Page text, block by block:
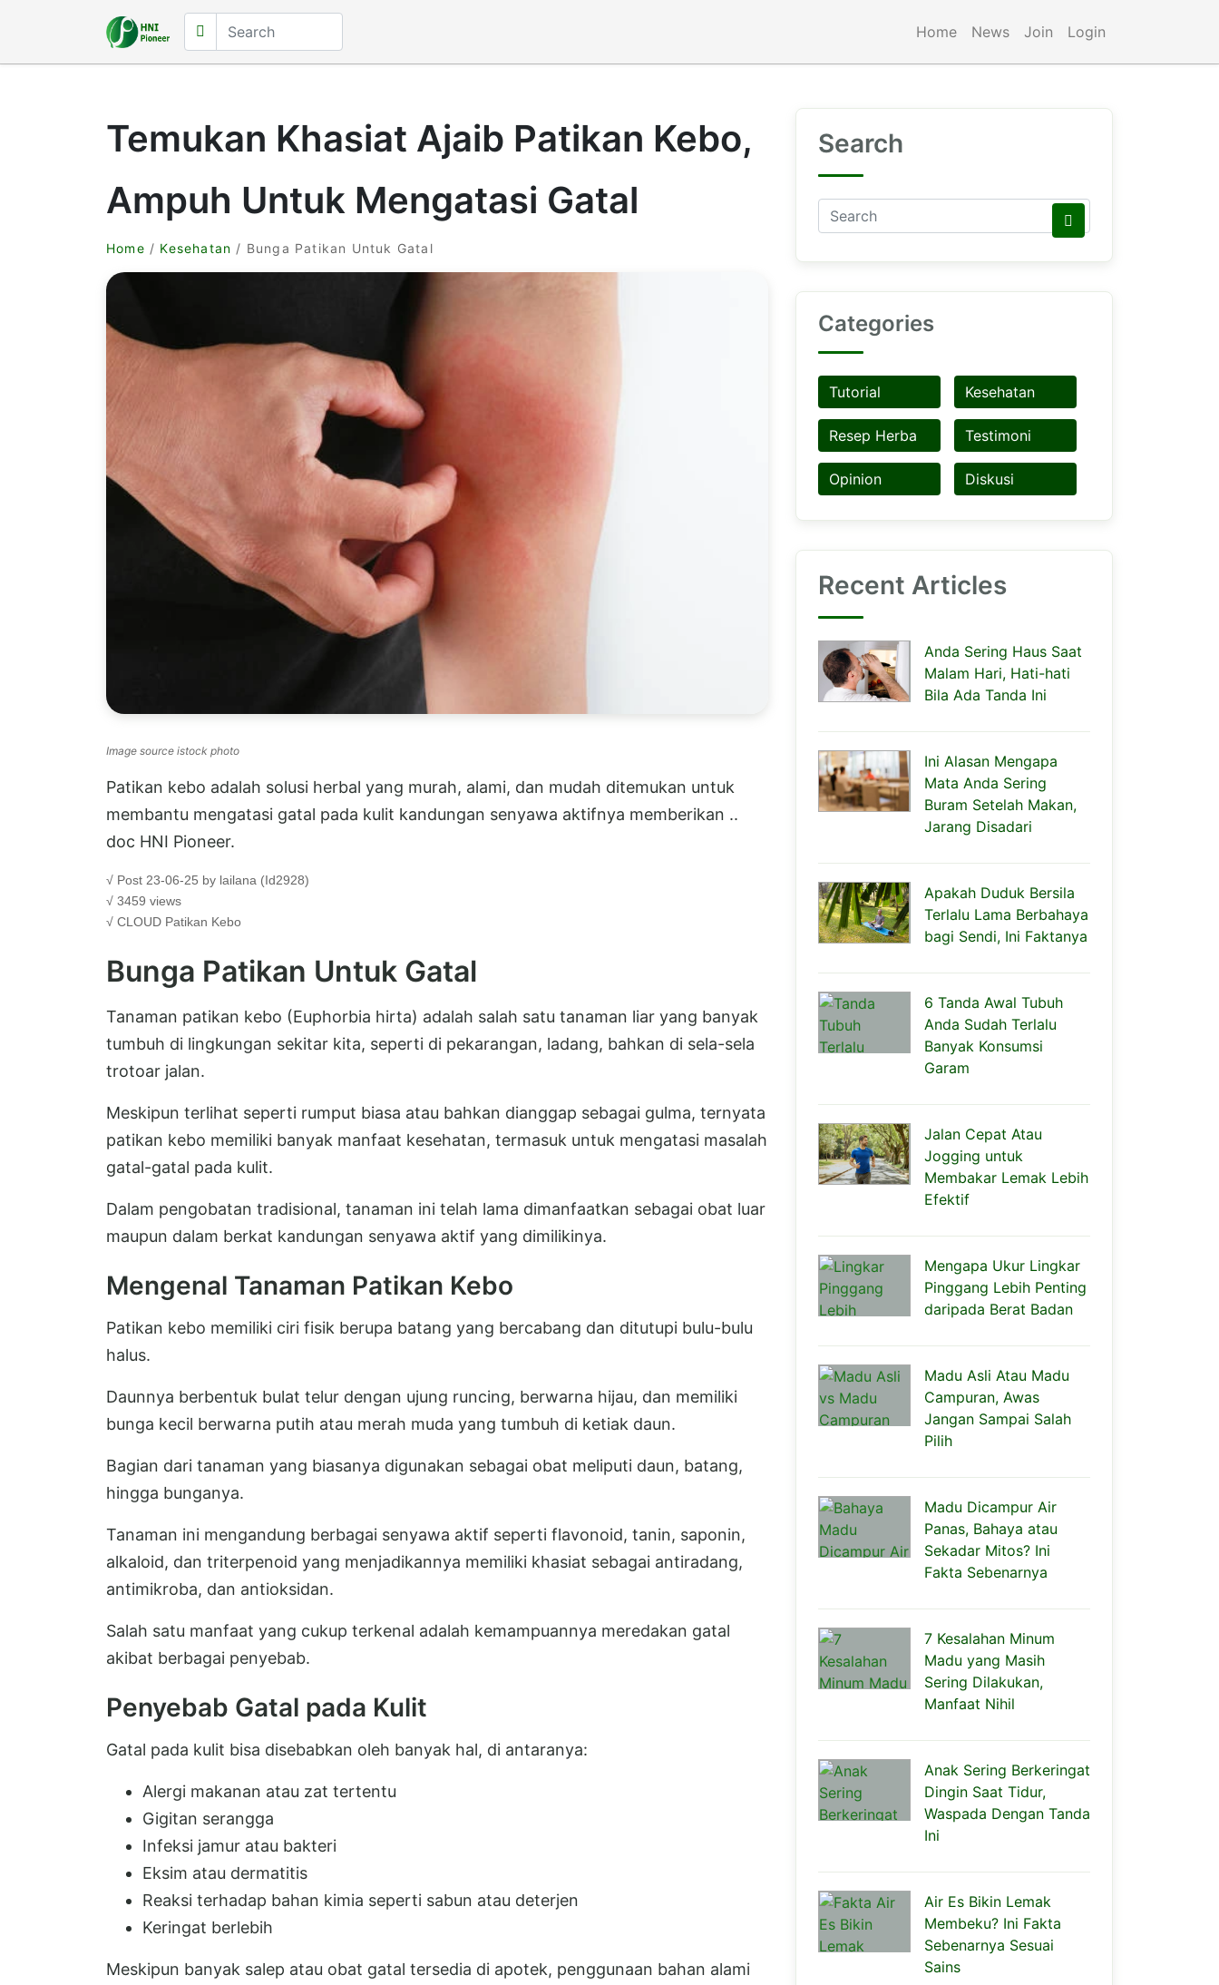
Home News Join Login
Temukan Khasiat Ajaib Patikan Kebo,
Ampuh Untuk Mengatasi Gatal
Home / Kesehatan / Bunga Patikan Untuk Gatal
Image source istock photo
Patikan kebo adalah solusi herbal yang murah, alami, dan mudah ditemukan untuk
membantu mengatasi gatal pada kulit kandungan senyawa aktifnya memberikan ..
doc HNI Pioneer.
√ Post 23-06-25 by lailana (Id2928)
√ 3459 views
√ CLOUD Patikan Kebo
Bunga Patikan Untuk Gatal
Tanaman patikan kebo (Euphorbia hirta) adalah salah satu tanaman liar yang banyak
tumbuh di lingkungan sekitar kita, seperti di pekarangan, ladang, bahkan di sela-sela
trotoar jalan.
Meskipun terlihat seperti rumput biasa atau bahkan dianggap sebagai gulma, ternyata
patikan kebo memiliki banyak manfaat kesehatan, termasuk untuk mengatasi masalah
gatal-gatal pada kulit.
Dalam pengobatan tradisional, tanaman ini telah lama dimanfaatkan sebagai obat luar
maupun dalam berkat kandungan senyawa aktif yang dimilikinya.
Mengenal Tanaman Patikan Kebo
Patikan kebo memiliki ciri fisik berupa batang yang bercabang dan ditutupi bulu-bulu
halus.
Daunnya berbentuk bulat telur dengan ujung runcing, berwarna hijau, dan memiliki
bunga kecil berwarna putih atau merah muda yang tumbuh di ketiak daun.
Bagian dari tanaman yang biasanya digunakan sebagai obat meliputi daun, batang,
hingga bunganya.
Tanaman ini mengandung berbagai senyawa aktif seperti flavonoid, tanin, saponin,
alkaloid, dan triterpenoid yang menjadikannya memiliki khasiat sebagai antiradang,
antimikroba, dan antioksidan.
Salah satu manfaat yang cukup terkenal adalah kemampuannya meredakan gatal
akibat berbagai penyebab.
Penyebab Gatal pada Kulit
Gatal pada kulit bisa disebabkan oleh banyak hal, di antaranya:
Alergi makanan atau zat tertentu
Gigitan serangga
Infeksi jamur atau bakteri
Eksim atau dermatitis
Reaksi terhadap bahan kimia seperti sabun atau deterjen
Keringat berlebih
Meskipun banyak salep atau obat gatal tersedia di apotek, penggunaan bahan alami
Search
Categories
Tutorial Kesehatan
Resep Herba Testimoni
Opinion Diskusi
Recent Articles
Anda Sering Haus Saat
Malam Hari, Hati-hati
Bila Ada Tanda Ini
Ini Alasan Mengapa
Mata Anda Sering
Buram Setelah Makan,
Jarang Disadari
Apakah Duduk Bersila
Terlalu Lama Berbahaya
bagi Sendi, Ini Faktanya
6 Tanda Awal Tubuh
Anda Sudah Terlalu
Banyak Konsumsi
Garam
Jalan Cepat Atau
Jogging untuk
Membakar Lemak Lebih
Efektif
Mengapa Ukur Lingkar
Pinggang Lebih Penting
daripada Berat Badan
Madu Asli Atau Madu
Campuran, Awas
Jangan Sampai Salah
Pilih
Madu Dicampur Air
Panas, Bahaya atau
Sekadar Mitos? Ini
Fakta Sebenarnya
7 Kesalahan Minum
Madu yang Masih
Sering Dilakukan,
Manfaat Nihil
Anak Sering Berkeringat
Dingin Saat Tidur,
Waspada Dengan Tanda
Ini
Air Es Bikin Lemak
Membeku? Ini Fakta
Sebenarnya Sesuai
Sains